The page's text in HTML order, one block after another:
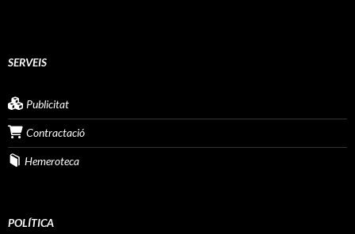
SERVEIS
Publicitat
Contractació
Hemeroteca
POLÍTICA